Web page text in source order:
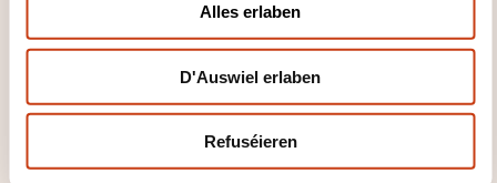
Alles erlaben
D'Auswiel erlaben
Refuséieren
ISTQB Advanced Test
Manager
OP UFRO